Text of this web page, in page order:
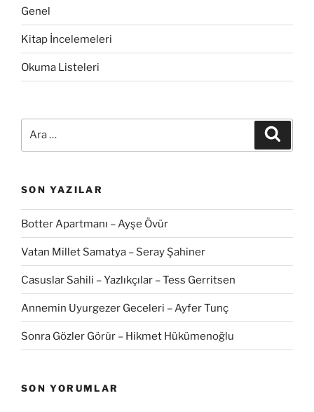
Genel
Kitap İncelemeleri
Okuma Listeleri
SON YAZILAR
Botter Apartmanı – Ayşe Övür
Vatan Millet Samatya – Seray Şahiner
Casuslar Sahili – Yazlıkçılar – Tess Gerritsen
Annemin Uyurgezer Geceleri – Ayfer Tunç
Sonra Gözler Görür – Hikmet Hükümenoğlu
SON YORUMLAR